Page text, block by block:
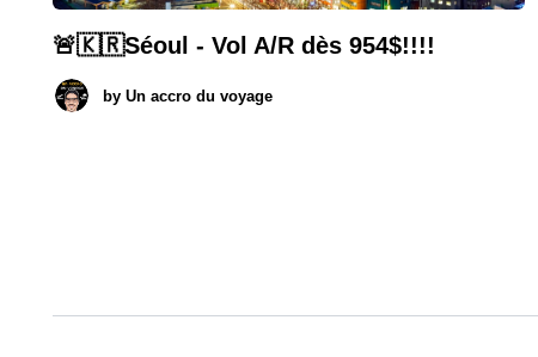
🚨🇰🇷Séoul - Vol A/R dès 954$!!!!
by Un accro du voyage